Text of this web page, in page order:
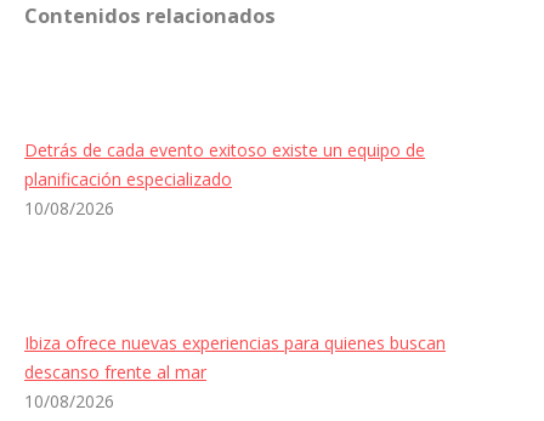
Contenidos relacionados
Detrás de cada evento exitoso existe un equipo de
planificación especializado
10/08/2026
Ibiza ofrece nuevas experiencias para quienes buscan
descanso frente al mar
10/08/2026